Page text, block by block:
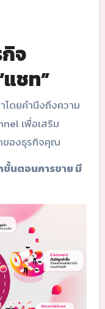
จ
ชท”
เพื่อเสริม
ของธุรกิจคุณ
ขั้นตอนการขาย มี